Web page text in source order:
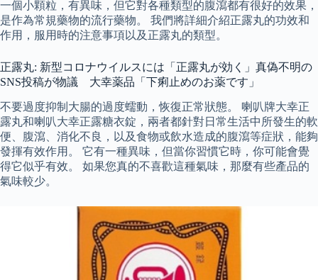
一個小顆粒，有異味，但它對各種類型的腹瀉都有很好的效果，
是作為常規藥物的流行藥物。 我們將詳細介紹正露丸的功效和
作用，服用時的注意事項以及正露丸的類型。
正露丸: 新型コロナウイルスには「正露丸が効く」真偽不明の
SNS投稿が物議 大幸薬品「下痢止めのお薬です」
不要過度抑制大腸的過度蠕動，恢復正常狀態。 喇叭牌大幸正
露丸和喇叭大幸正露糖衣錠，兩者都針對日常生活中所發生的軟
便、腹瀉、消化不良，以及食物或飲水造成的腹瀉等症狀，能夠
發揮有效作用。 它有一種異味，但當你習慣它時，你可能會覺
得它似乎有效。 如果您真的不喜歡這種氣味，那麼有些產品的
氣味較少。